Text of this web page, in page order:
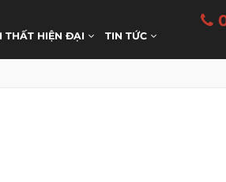
THẤT HIỆN ĐẠI TIN TỨC